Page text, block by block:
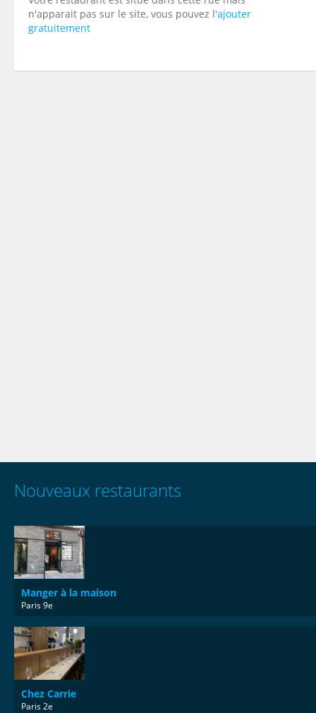
n'apparait pas sur le site, vous pouvez l'ajouter
gratuitement
Nouveaux restaurants
Manger à la maison
Paris 9e
Chez Carrie
Paris 2e